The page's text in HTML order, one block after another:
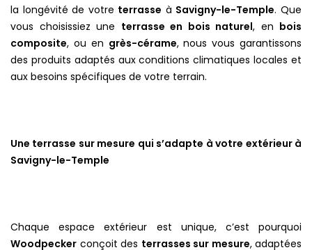
la longévité de votre terrasse à Savigny-le-Temple. Que
vous choisissiez une terrasse en bois naturel, en bois
composite, ou en grès-cérame, nous vous garantissons
des produits adaptés aux conditions climatiques locales et
aux besoins spécifiques de votre terrain.
Une terrasse sur mesure qui s’adapte à votre extérieur à
Savigny-le-Temple
Chaque espace extérieur est unique, c’est pourquoi
Woodpecker conçoit des terrasses sur mesure, adaptées